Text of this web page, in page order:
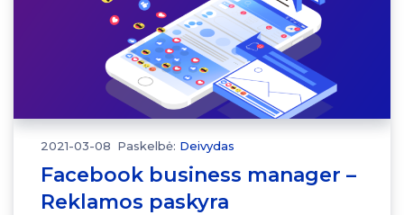
2021-03-08 Paskelbė: Deivydas
Facebook business manager –
Reklamos paskyra